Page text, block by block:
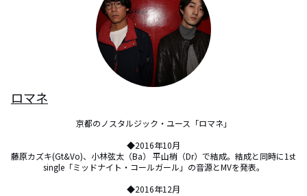
ロマネ
京都のノスタルジック・ユース「ロマネ」
◆2016年10月
藤原カズキ(Gt&Vo)、小林弦太（Ba） 平山梢（Dr）で結成。結成と同時に1st
single「ミッドナイト・コールガール」の音源とMVを発表。
◆2016年12月